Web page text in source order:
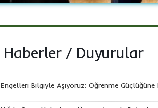
Haberler/ Duyurular
Engelleri Bilgiyle Aşıyoruz: Öğrenme Güçlüğüne